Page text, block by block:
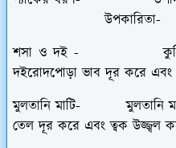
উপকারিতা-
শসা ও দই - কুচি
দইরোদপোড়া ভাব দূর করে এবং
মুলতানি মাটি- মুলতানি
তেল দূর করে এবং ত্বক উজ্জ্বল